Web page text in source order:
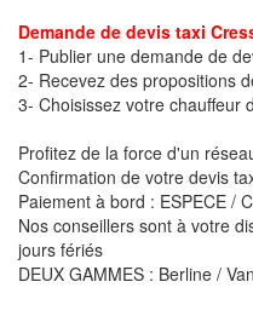
Demande de devis taxi
1- Publier une demande de
2- Recevez des propositions
3- Choisissez votre chauffeur
Profitez de la force d'un
Confirmation de votre devis
Paiement à bord : ESPECE /
Nos conseillers sont à votre
jours fériés
DEUX GAMMES : Berline / Van